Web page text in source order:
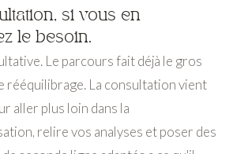
si vous en
le besoin.
Le parcours fait déjà le gros
rééquilibrage. La consultation vient
aller plus loin dans la
relire vos analyses et poser des